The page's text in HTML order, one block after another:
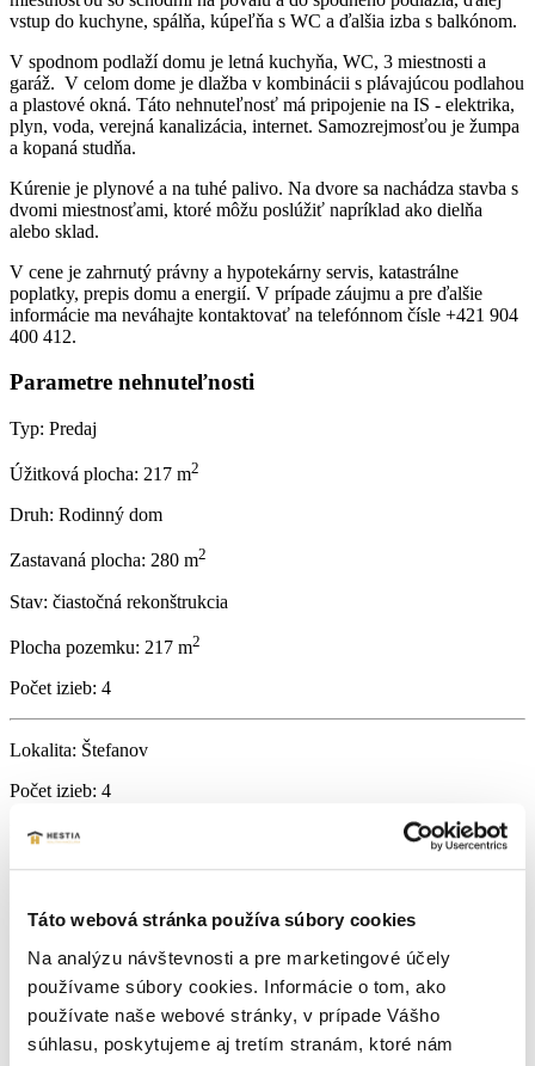
Táto webová stránka používa súbory cookies
Na analýzu návštevnosti a pre marketingové účely
používame súbory cookies. Informácie o tom, ako
používate naše webové stránky, v prípade Vášho
súhlasu, poskytujeme aj tretím stranám, ktoré nám
vstup do kuchyne, spálňa, kúpeľňa s WC a ďalšia izba s balkónom.
V spodnom podlaží domu je letná kuchyňa, WC, 3 miestnosti a
garáž. V celom dome je dlažba v kombinácii s plávajúcou podlahou
a plastové okná. Táto nehnuteľnosť má pripojenie na IS - elektrika,
plyn, voda, verejná kanalizácia, internet. Samozrejmosťou je žumpa
a kopaná studňa.
Kúrenie je plynové a na tuhé palivo. Na dvore sa nachádza stavba s
dvomi miestnosťami, ktoré môžu poslúžiť napríklad ako dielňa
alebo sklad.
V cene je zahrnutý právny a hypotekárny servis, katastrálne
poplatky, prepis domu a energií. V prípade záujmu a pre ďalšie
informácie ma neváhajte kontaktovať na telefónnom čísle +421 904
400 412.
Parametre nehnuteľnosti
Typ: Predaj
Úžitková plocha: 217 m2
Druh: Rodinný dom
Zastavaná plocha: 280 m2
Stav: čiastočná rekonštrukcia
Plocha pozemku: 217 m2
Počet izieb: 4
Lokalita: Štefanov
Počet izieb: 4
Počet WC:
Počet kúpeľní:2
Počet garáží:1
Počet balkónov:1
Podpivničený:Áno
Internet: